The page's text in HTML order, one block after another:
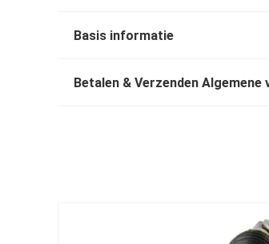
Basis informatie
Betalen & Verzenden Algemene